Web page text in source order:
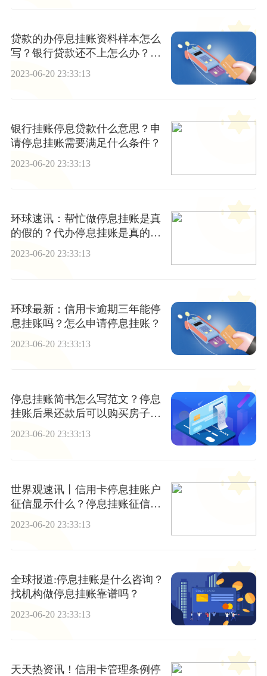
贷款的办停息挂账资料样本怎么
写？银行贷款还不上怎么办？_
2023-06-20 23:33:13
银行挂账停息贷款什么意思？申
请停息挂账需要满足什么条件？
2023-06-20 23:33:13
环球速讯：帮忙做停息挂账是真
的假的？代办停息挂账是真的
吗？
2023-06-20 23:33:13
环球最新：信用卡逾期三年能停
息挂账吗？怎么申请停息挂账？
2023-06-20 23:33:13
停息挂账简书怎么写范文？停息
挂账后果还款后可以购买房子
吗？ 环球速递
2023-06-20 23:33:13
世界观速讯丨信用卡停息挂账户
征信显示什么？停息挂账征信什
2023-06-20 23:33:13
全球报道:停息挂账是什么咨询？
找机构做停息挂账靠谱吗？
2023-06-20 23:33:13
天天热资讯！信用卡管理条例停